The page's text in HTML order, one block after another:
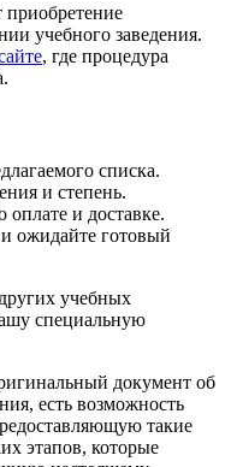
приобретение
учебного заведения.
, где процедура
списка.
и степень.
оплате и доставке.
ожидайте готовый
учебных
специальную
документ об
есть возможность
такие
этапов, которые